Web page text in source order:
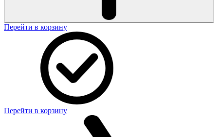
Перейти в корзину
Перейти в корзину